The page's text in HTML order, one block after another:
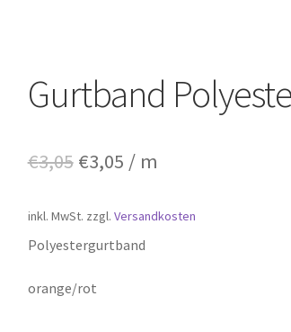
Gurtband
€3,05 Ursprünglicher
war:
€3,05
€3,05Aktueller
ist:
€3,05.
/ m
inkl. MwSt. zzgl. Versandkosten
Polyestergurtband
orange/rot